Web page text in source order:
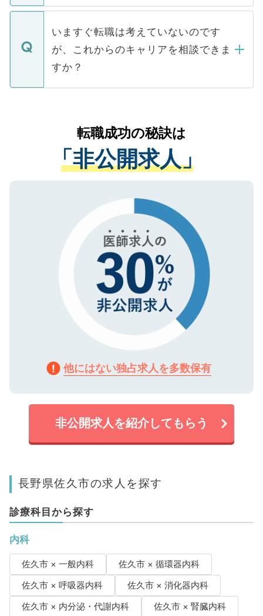
関を公にしてしまうと、応募が殺到する場
に、医療機関が求める条件に合った人材の
みを人材紹介会社に依頼するケースが増え
ています。
定を承諾する必要はありません。内定先へ
の辞退の連絡はキャリアパートナーが行い
個人情報が漏えいすることはありませんの
で、ご安心ください。当サイトからの登録
などで収集したご登録者様の個人情報は、
ご本人のキャリアアップおよび転職活動の
支援を目的に使用いたします。お預かりし
ているすべての個人データはご本人の許可
は、個人情報の取り扱いについての厳密な
管理基準を満たした事業者のみに付与され
る、プライバシーマークを取得済みです。
で、機密保持に関してもご安心ください。
いますぐ転職は考えていないのです
が、これからのキャリアを相談できま
すか？
かがいして、現在の医療機関の状況や紹介
経験をまじえながら、適切なアドバイスを
させていただきます。すぐにご転職をされ
ない方には、長期的なサポートが可能です
ので、まずはご登録ください。
転職成功の秘訣は
「非公開求人」
他にはない独占求人を多数保有
非公開求人を紹介してもらう
長野県佐久市の求人を探す
診療科目から探す
内科
佐久市 × 一般内科
佐久市 × 循環器内科
佐久市 × 呼吸器内科
佐久市 × 消化器内科
佐久市 × 内分泌・代謝内科
佐久市 × 腎臓内科